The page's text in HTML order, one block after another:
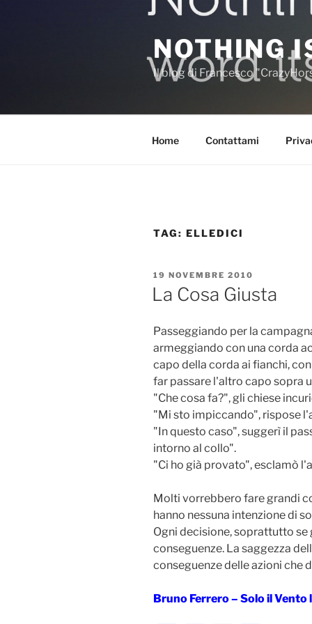
NOTHING
Il blog di Francesco
Home Contattami
TAG: ELLEDICI
PUBBLICATO
IL
19 NOVEMBRE 2010
La Cosa Giusta
Passeggiando per la
armeggiando con una corda
capo della corda ai fianchi,
far passare l'altro capo sopra
"Che cosa fa?", gli chiese
"Mi sto impiccando", rispose
"In questo caso", suggerì il
intorno al collo".
"Ci ho già provato", esclamò
Molti vorrebbero fare grandi
hanno nessuna intenzione di
Ogni decisione, soprattutto
conseguenze. La saggezza
conseguenze delle azioni che
Bruno Ferrero – Solo il Vento